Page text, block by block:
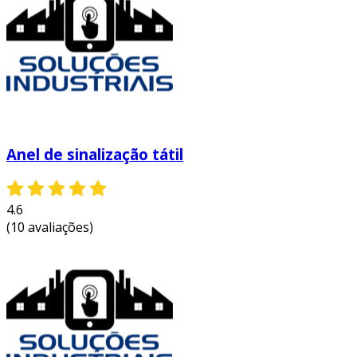
encaixam perfeitamente em diversas situações.
por exemplo:
casamentos e compromissos
casais optam por anéis com textura
eventos formais: em festas e galas,
requintados, destacando-se na multidão.
podem ser usados no dia a dia,
por outro lado, a escolha do anel pode variar
conforme a roupa e o estilo pessoal. assim, há
sempre um anel ideal para cada ocasião.
Anel de sinalização tátil
4.6
(10 avaliações)